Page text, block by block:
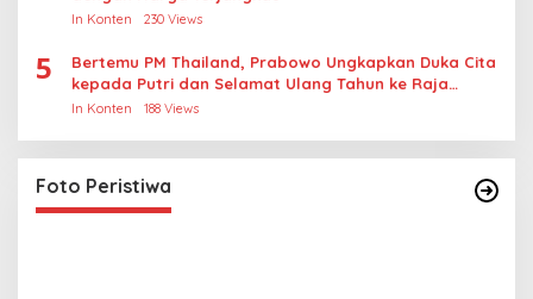
In Konten 230 Views
5
Bertemu PM Thailand, Prabowo Ungkapkan Duka Cita
kepada Putri dan Selamat Ulang Tahun ke Raja
Thailand
In Konten 188 Views
Foto Peristiwa